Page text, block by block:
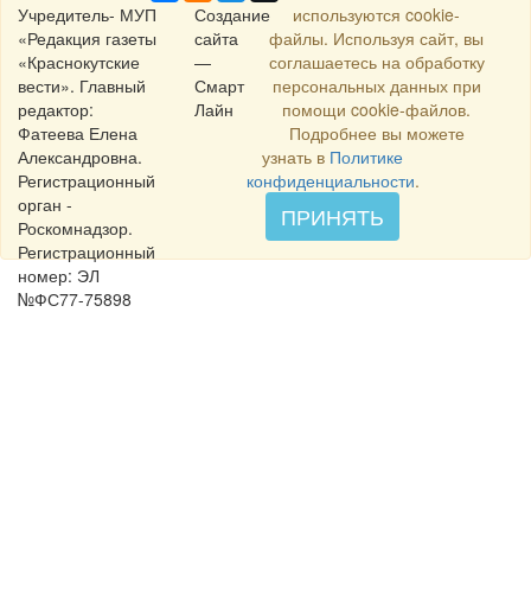
Учредитель- МУП
«Редакция газеты
«Краснокутские
вести». Главный
редактор:
Фатеева Елена
Александровна.
Регистрационный
орган -
Роскомнадзор.
Регистрационный
номер: ЭЛ
№ФС77-75898
Создание
сайта
—
Смарт
Лайн
используются cookie-
файлы. Используя сайт, вы
соглашаетесь на обработку
персональных данных при
помощи cookie-файлов.
Подробнее вы можете
узнать в Политике
конфиденциальности.
ПРИНЯТЬ